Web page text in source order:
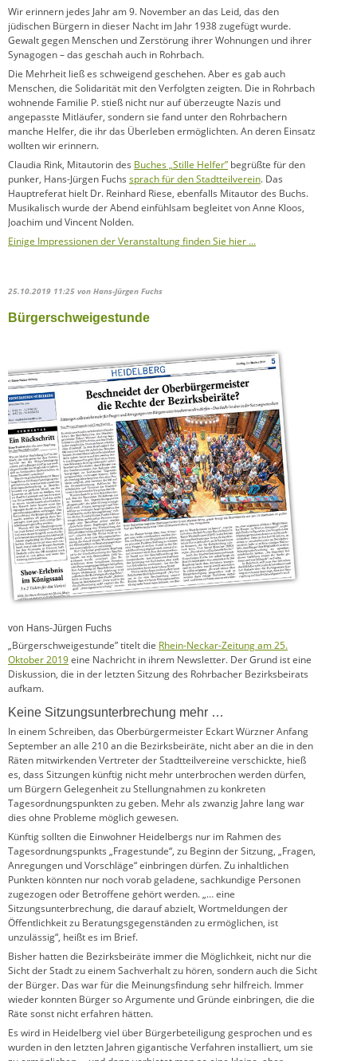
Wir erinnern jedes Jahr am 9. November an das Leid, das den
jüdischen Bürgern in dieser Nacht im Jahr 1938 zugefügt wurde.
Gewalt gegen Menschen und Zerstörung ihrer Wohnungen und ihrer
Synagogen – das geschah auch in Rohrbach.
Die Mehrheit ließ es schweigend geschehen. Aber es gab auch
Menschen, die Solidarität mit den Verfolgten zeigten. Die in Rohrbach
wohnende Familie P. stieß nicht nur auf überzeugte Nazis und
angepasste Mitläufer, sondern sie fand unter den Rohrbachern
manche Helfer, die ihr das Überleben ermöglichten. An deren Einsatz
wollten wir erinnern.
Claudia Rink, Mitautorin des Buches „Stille Helfer” begrüßte für den
punker, Hans-Jürgen Fuchs sprach für den Stadtteilverein. Das
Hauptreferat hielt Dr. Reinhard Riese, ebenfalls Mitautor des Buchs.
Musikalisch wurde der Abend einfühlsam begleitet von Anne Kloos,
Joachim und Vincent Nolden.
Einige Impressionen der Veranstaltung finden Sie hier ...
25.10.2019 11:25 von Hans-Jürgen Fuchs
Bürgerschweigestunde
von Hans-Jürgen Fuchs
„Bürgerschweigestunde” titelt die Rhein-Neckar-Zeitung am 25.
Oktober 2019eine Nachricht in ihrem Newsletter. Der Grund ist eine
Diskussion, die in der letzten Sitzung des Rohrbacher Bezirksbeirats
aufkam.
Keine Sitzungsunterbrechung mehr …
In einem Schreiben, das Oberbürgermeister Eckart Würzner Anfang
September an alle 210 an die Bezirksbeiräte, nicht aber an die in den
Räten mitwirkenden Vertreter der Stadtteilvereine verschickte, hieß
es, dass Sitzungen künftig nicht mehr unterbrochen werden dürfen,
um Bürgern Gelegenheit zu Stellungnahmen zu konkreten
Tagesordnungspunkten zu geben. Mehr als zwanzig Jahre lang war
dies ohne Probleme möglich gewesen.
Künftig sollten die Einwohner Heidelbergs nur im Rahmen des
Tagesordnungspunkts „Fragestunde“, zu Beginn der Sitzung, „Fragen,
Anregungen und Vorschläge“ einbringen dürfen. Zu inhaltlichen
Punkten könnten nur noch vorab geladene, sachkundige Personen
zugezogen oder Betroffene gehört werden. „… eine
Sitzungsunterbrechung, die darauf abzielt, Wortmeldungen der
Öffentlichkeit zu Beratungsgegenständen zu ermöglichen, ist
unzulässig“, heißt es im Brief.
Bisher hatten die Bezirksbeiräte immer die Möglichkeit, nicht nur die
Sicht der Stadt zu einem Sachverhalt zu hören, sondern auch die Sicht
der Bürger. Das war für die Meinungsfindung sehr hilfreich. Immer
wieder konnten Bürger so Argumente und Gründe einbringen, die die
Räte sonst nicht erfahren hätten.
Es wird in Heidelberg viel über Bürgerbeteiligung gesprochen und es
wurden in den letzten Jahren gigantische Verfahren installiert, um sie